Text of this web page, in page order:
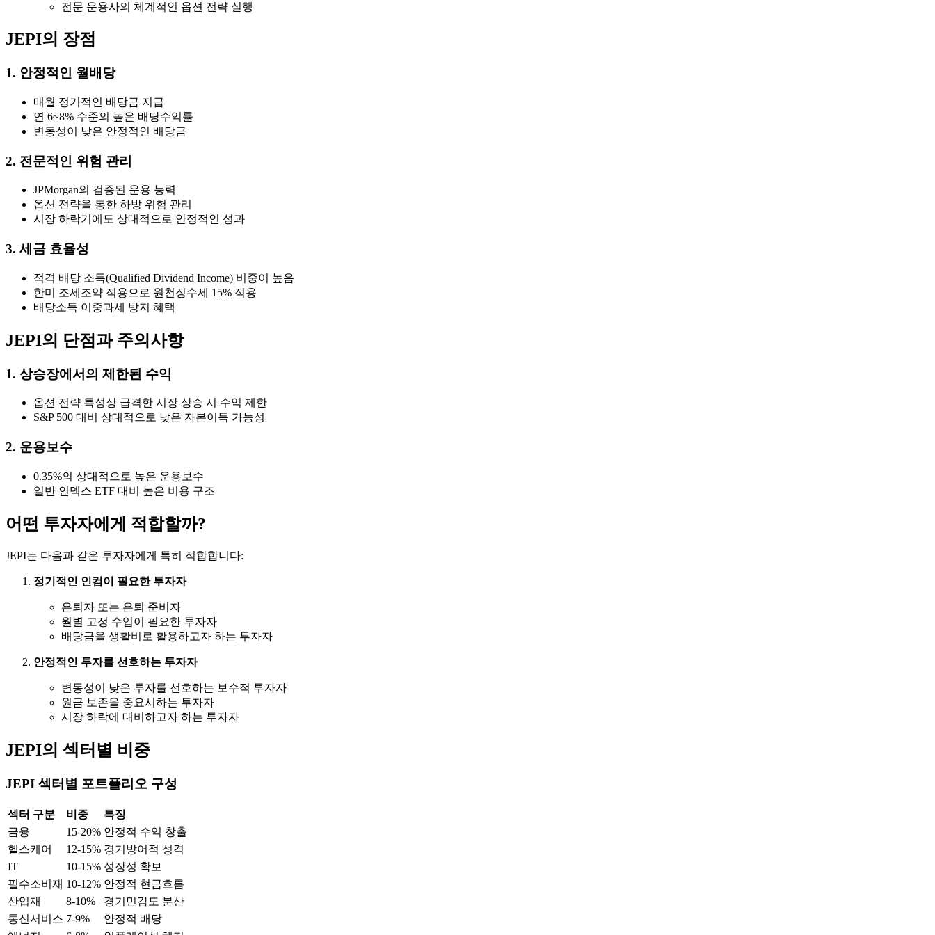
전문 운용사의 체계적인 옵션 전략 실행
JEPI의 장점
1. 안정적인 월배당
매월 정기적인 배당금 지급
연 6~8% 수준의 높은 배당수익률
변동성이 낮은 안정적인 배당금
2. 전문적인 위험 관리
JPMorgan의 검증된 운용 능력
옵션 전략을 통한 하방 위험 관리
시장 하락기에도 상대적으로 안정적인 성과
3. 세금 효율성
적격 배당 소득(Qualified Dividend Income) 비중이 높음
한미 조세조약 적용으로 원천징수세 15% 적용
배당소득 이중과세 방지 혜택
JEPI의 단점과 주의사항
1. 상승장에서의 제한된 수익
옵션 전략 특성상 급격한 시장 상승 시 수익 제한
S&P 500 대비 상대적으로 낮은 자본이득 가능성
2. 운용보수
0.35%의 상대적으로 높은 운용보수
일반 인덱스 ETF 대비 높은 비용 구조
어떤 투자자에게 적합할까?
JEPI는 다음과 같은 투자자에게 특히 적합합니다:
정기적인 인컴이 필요한 투자자
은퇴자 또는 은퇴 준비자
월별 고정 수입이 필요한 투자자
배당금을 생활비로 활용하고자 하는 투자자
안정적인 투자를 선호하는 투자자
변동성이 낮은 투자를 선호하는 보수적 투자자
원금 보존을 중요시하는 투자자
시장 하락에 대비하고자 하는 투자자
JEPI의 섹터별 비중
JEPI 섹터별 포트폴리오 구성
섹터 구분 비중
특징
금융
15-20% 안정적 수익 창출
헬스케어
12-15% 경기방어적 성격
IT
10-15% 성장성 확보
필수소비재 10-12% 안정적 현금흐름
산업재
8-10%
경기민감도 분산
통신서비스 7-9%
안정적 배당